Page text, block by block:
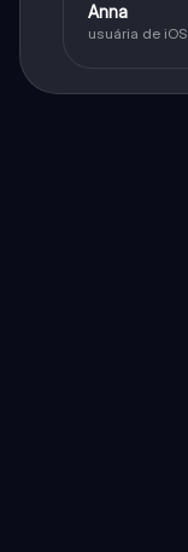
Anna
usuária de iOS